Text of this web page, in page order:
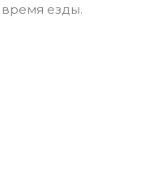
время езды.